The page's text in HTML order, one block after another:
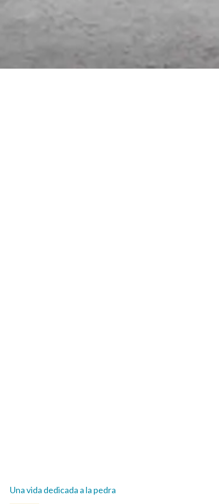
Una vida dedicada a la pedra